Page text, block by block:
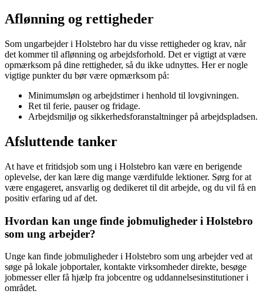
Aflønning og rettigheder
Som ungarbejder i Holstebro har du visse rettigheder og krav, når
det kommer til aflønning og arbejdsforhold. Det er vigtigt at være
opmærksom på dine rettigheder, så du ikke udnyttes. Her er nogle
vigtige punkter du bør være opmærksom på:
Minimumsløn og arbejdstimer i henhold til lovgivningen.
Ret til ferie, pauser og fridage.
Arbejdsmiljø og sikkerhedsforanstaltninger på arbejdspladsen.
Afsluttende tanker
At have et fritidsjob som ung i Holstebro kan være en berigende
oplevelse, der kan lære dig mange værdifulde lektioner. Sørg for at
være engageret, ansvarlig og dedikeret til dit arbejde, og du vil få en
positiv erfaring ud af det.
Hvordan kan unge finde jobmuligheder i Holstebro
som ung arbejder?
Unge kan finde jobmuligheder i Holstebro som ung arbejder ved at
søge på lokale jobportaler, kontakte virksomheder direkte, besøge
jobmesser eller få hjælp fra jobcentre og uddannelsesinstitutioner i
området.